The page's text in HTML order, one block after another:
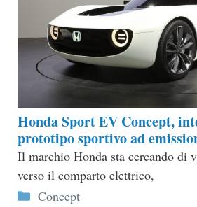
Honda Sport EV Concept,
prototipo sportivo ad
Il marchio Honda sta cercando di
verso il comparto elettrico,
Categorie
Concept